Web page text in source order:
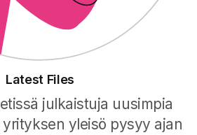
Latest Files
julkaistuja uusimpia
yrityksen yleisö pysyy ajan